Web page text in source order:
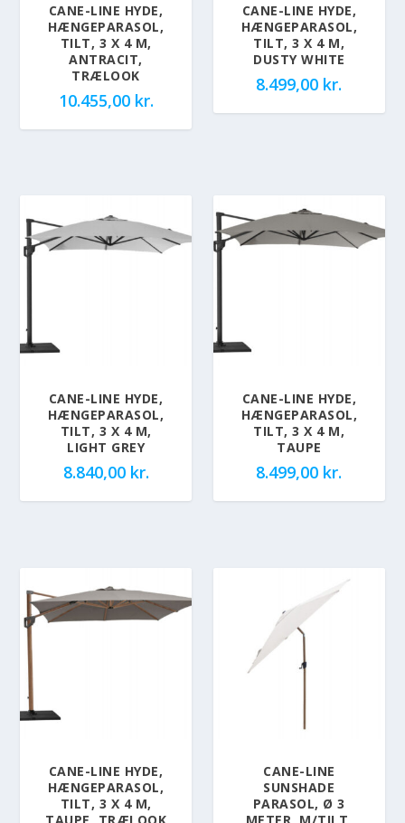
CANE-LINE HYDE,
HÆNGEPARASOL,
TILT, 3 X 4 M,
ANTRACIT,
TRÆLOOK
10.455,00 kr.
CANE-LINE HYDE,
HÆNGEPARASOL,
TILT, 3 X 4 M,
DUSTY WHITE
8.499,00 kr.
CANE-LINE HYDE,
HÆNGEPARASOL,
TILT, 3 X 4 M,
LIGHT GREY
8.840,00 kr.
CANE-LINE HYDE,
HÆNGEPARASOL,
TILT, 3 X 4 M,
TAUPE
8.499,00 kr.
CANE-LINE HYDE,
HÆNGEPARASOL,
TILT, 3 X 4 M,
CANE-LINE
SUNSHADE
PARASOL, Ø 3